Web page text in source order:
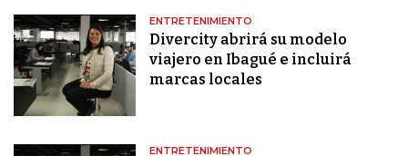
ENTRETENIMIENTO
Divercity abrirá su modelo
viajero en Ibagué e incluirá
marcas locales
ENTRETENIMIENTO